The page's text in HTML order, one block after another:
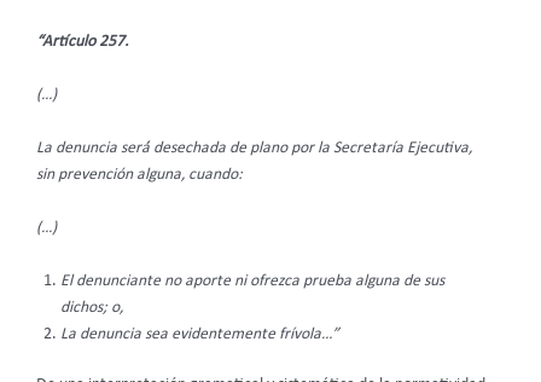
“Artículo 257.
(…)
La denuncia será́ desechada de plano por la Secretaría Ejecutiva,
sin prevención alguna, cuando:
(…)
El denunciante no aporte ni ofrezca prueba alguna de sus
dichos; o,
La denuncia sea evidentemente frívola…”